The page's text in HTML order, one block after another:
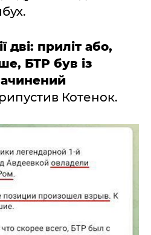
дві: приліт або,
БТР був із
Котенок.